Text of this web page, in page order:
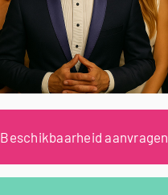
Beschikbaarheid aanvragen